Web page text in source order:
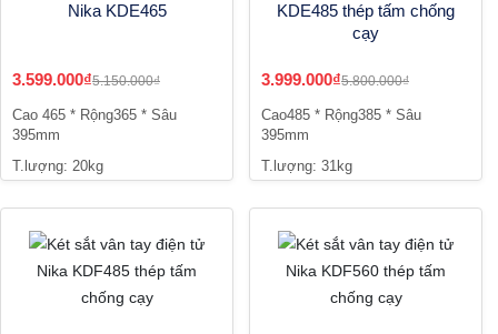
Nika KDE465
3.599.000₫5.150.000₫
Cao 465 * Rộng365 * Sâu
395mm
T.lượng: 20kg
KDE485 thép tấm chống
cạy
3.999.000₫5.800.000₫
Cao485 * Rộng385 * Sâu
395mm
T.lượng: 31kg